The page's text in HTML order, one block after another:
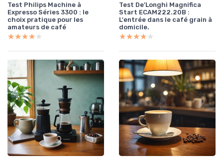
Test Philips Machine à
Expresso Séries 3300 : le
choix pratique pour les
amateurs de café
★★★★★
★★★★★
Test De'Longhi Magnifica
Start ECAM222.20B :
L'entrée dans le café grain à
domicile.
★★★★★
★★★★★